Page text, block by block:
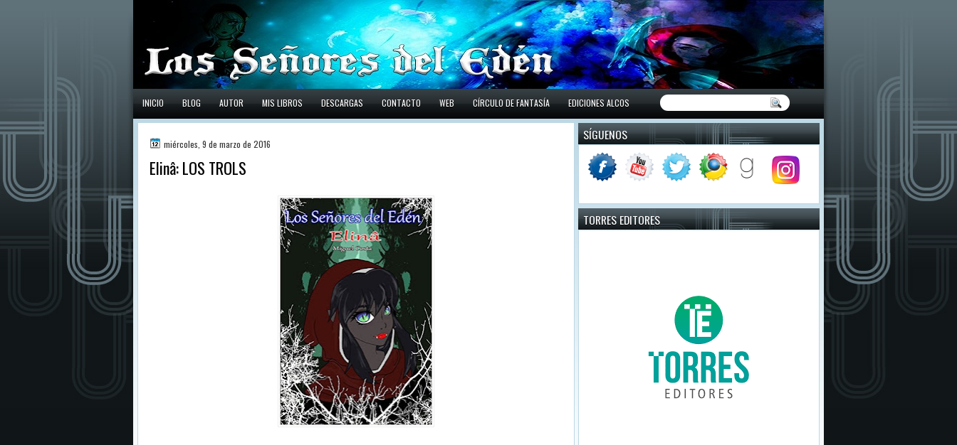
INICIO BLOG AUTOR MIS LIBROS DESCARGAS CONTACTO WEB CÍRCULO DE FANTASÍA EDICIONES ALCOS
miércoles, 9 de marzo de 2016
Elinâ: LOS TROLS
SÍGUENOS
TORRES EDITORES